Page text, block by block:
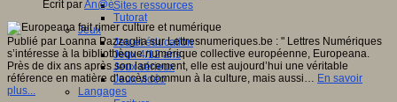
Sites ressources
Tutorat
Jeux
Jeu et éducation
Jeux 4/12 ans
Jeux sérieux
Jeux vidéo
Langages
Écrit parAn@é
Publié par Loanna Pazzaglia sur Lettresnumeriques.be : " Lettres Numériques
s’intéresse à la bibliothèque numérique collective européenne, Europeana.
Près de dix ans après son lancement, elle est aujourd’hui une véritable
référence en matière d’accès commun à la culture, mais aussi… En savoir
plus...